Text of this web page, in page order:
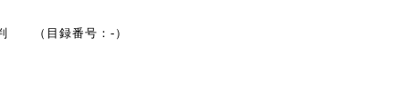
（目録番号：-）